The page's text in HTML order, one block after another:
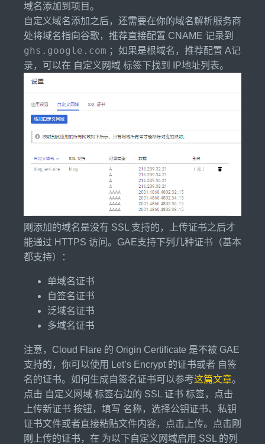
域名添加到项目。
自定义域名添加之后，还需要在你的域名解析服务商
处将域名指向谷歌，推荐直接配置 CNAME 记录到
ghs.google.com ；如果是根域名，推荐配置 A记
录，可以在 自定义网域 标签下找到 IP地址列表。
刚添加的域名是没有 SSL 支持的，上传证书之后才
能通过 HTTPS 访问。GAE支持下列几种证书（基本
都支持）：
单域名证书
自签名证书
泛域名证书
多域名证书
注意，Cloud Flare 的 Origin Certificate 是不被 GAE
支持的，你可以使用 Let’s Encrypt 的证书或者 自签
名的证书。如何生成自签名证书可以参考这篇文章。
点击 自定义网域 标签右边的 SSL 证书 标签，点击
上传新证书 按钮，填写 名称，选择公钥证书、私钥
证书文件或者直接粘贴文件内容，点击上传。点击刚
刚上传的证书，在 为以下自定义网域启用 SSL 的列